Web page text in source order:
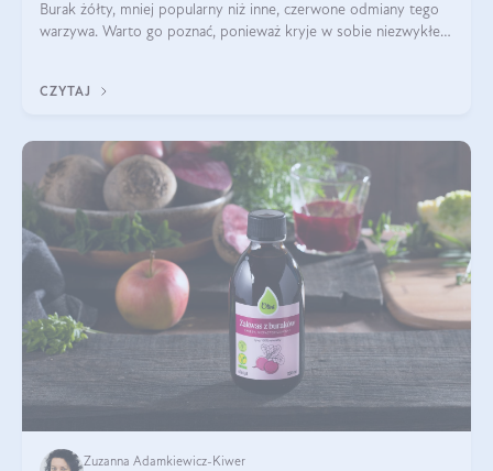
Burak żółty, mniej popularny niż inne, czerwone odmiany tego
warzywa. Warto go poznać, ponieważ kryje w sobie niezwykłe
CZYTAJ
Zuzanna Adamkiewicz-Kiwer